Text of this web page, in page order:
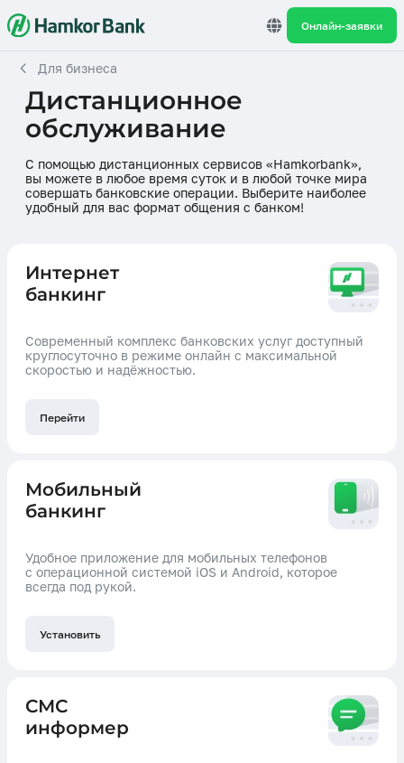
Онлайн-заявки
Для бизнеса
Дистанционное
обслуживание
С помощью дистанционных сервисов «Hamkorbank»,
вы можете в любое время суток и в любой точке мира
совершать банковские операции. Выберите наиболее
удобный для вас формат общения с банком!
Интернет
банкинг
Современный комплекс банковских услуг доступный
круглосуточно в режиме онлайн с максимальной
скоростью и надёжностью.
Перейти
Мобильный
банкинг
Удобное приложение для мобильных телефонов
с операционной системой iOS и Android, которое
всегда под рукой.
Установить
СМС
информер